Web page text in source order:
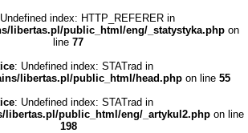
index: HTTP_REFERER in
libertas.pl/public_html/eng/_statystyka.php on
line 77
: Undefined index: STATrad in
libertas.pl/public_html/head.phpon line 55
: Undefined index: STATrad in
libertas.pl/public_html/eng/_artykul2.php on line
198